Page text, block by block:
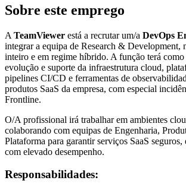
Sobre este emprego
A TeamViewer está a recrutar um/a DevOps
integrar a equipa de Research & Development,
inteiro e em regime híbrido. A função terá como
evolução e suporte da infraestrutura cloud,
pipelines CI/CD e ferramentas de
produtos SaaS da empresa, com especial
Frontline.
O/A profissional irá trabalhar em ambientes
colaborando com equipas de Engenharia,
Plataforma para garantir serviços SaaS seguros,
com elevado desempenho.
Responsabilidades: